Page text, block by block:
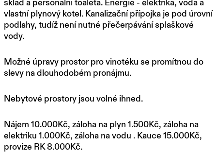
sklad a personální toaleta. Energie - elektrika, voda a
vlastní plynový kotel. Kanalizační přípojka je pod úrovní
podlahy, tudíž není nutné přečerpávání splaškové
vody.
Možné úpravy prostor pro vinotéku se promítnou do
slevy na dlouhodobém pronájmu.
Nebytové prostory jsou volné ihned.
Nájem 10.000Kč, záloha na plyn 1.500Kč, záloha na
elektriku 1.000Kč, záloha na vodu . Kauce 15.000Kč,
provize RK 8.000Kč.